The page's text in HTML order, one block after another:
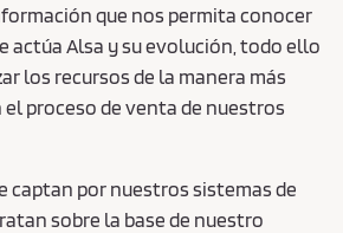
que nos permita conocer
actúa Alsa y su evolución, todo ello
los recursos de la manera más
proceso de venta de nuestros
captan por nuestros sistemas de
sobre la base de nuestro